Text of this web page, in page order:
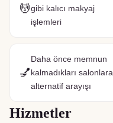
💆gibi kalıcı makyaj
işlemleri
💅
Daha önce memnun
kalmadıkları salonlara
alternatif arayışı
Hizmetler